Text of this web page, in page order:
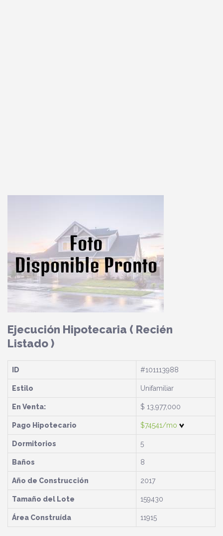
Ejecución Hipotecaria ( Recién
Listado )
ID #101113988
Estilo Unifamiliar
En Venta: $ 13,977,000
Pago Hipotecario $74541/mo
Dormitorios 5
Baños 8
Año de Construcción 2017
Tamaño del Lote 159430
Área Construída 11915